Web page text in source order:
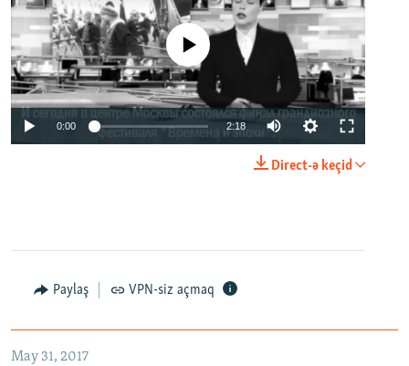
No media source currently available
0:00 2:18
Direct-ə keçid
Paylaş VPN-siz açmaq
May 31, 2017